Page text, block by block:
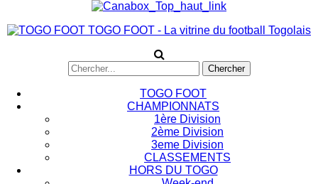
TOGO FOOT - La vitrine du football Togolais
TOGO FOOT
CHAMPIONNATS
1ère Division
2ème Division
3eme Division
CLASSEMENTS
HORS DU TOGO